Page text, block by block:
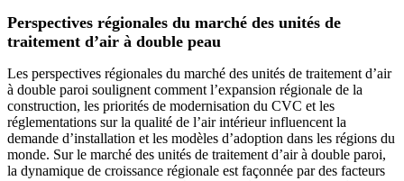
Perspectives régionales du marché des unités de
traitement d’air à double peau
Les perspectives régionales du marché des unités de traitement d’air
à double paroi soulignent comment l’expansion régionale de la
construction, les priorités de modernisation du CVC et les
réglementations sur la qualité de l’air intérieur influencent la
demande d’installation et les modèles d’adoption dans les régions du
monde. Sur le marché des unités de traitement d’air à double paroi,
la dynamique de croissance régionale est façonnée par des facteurs